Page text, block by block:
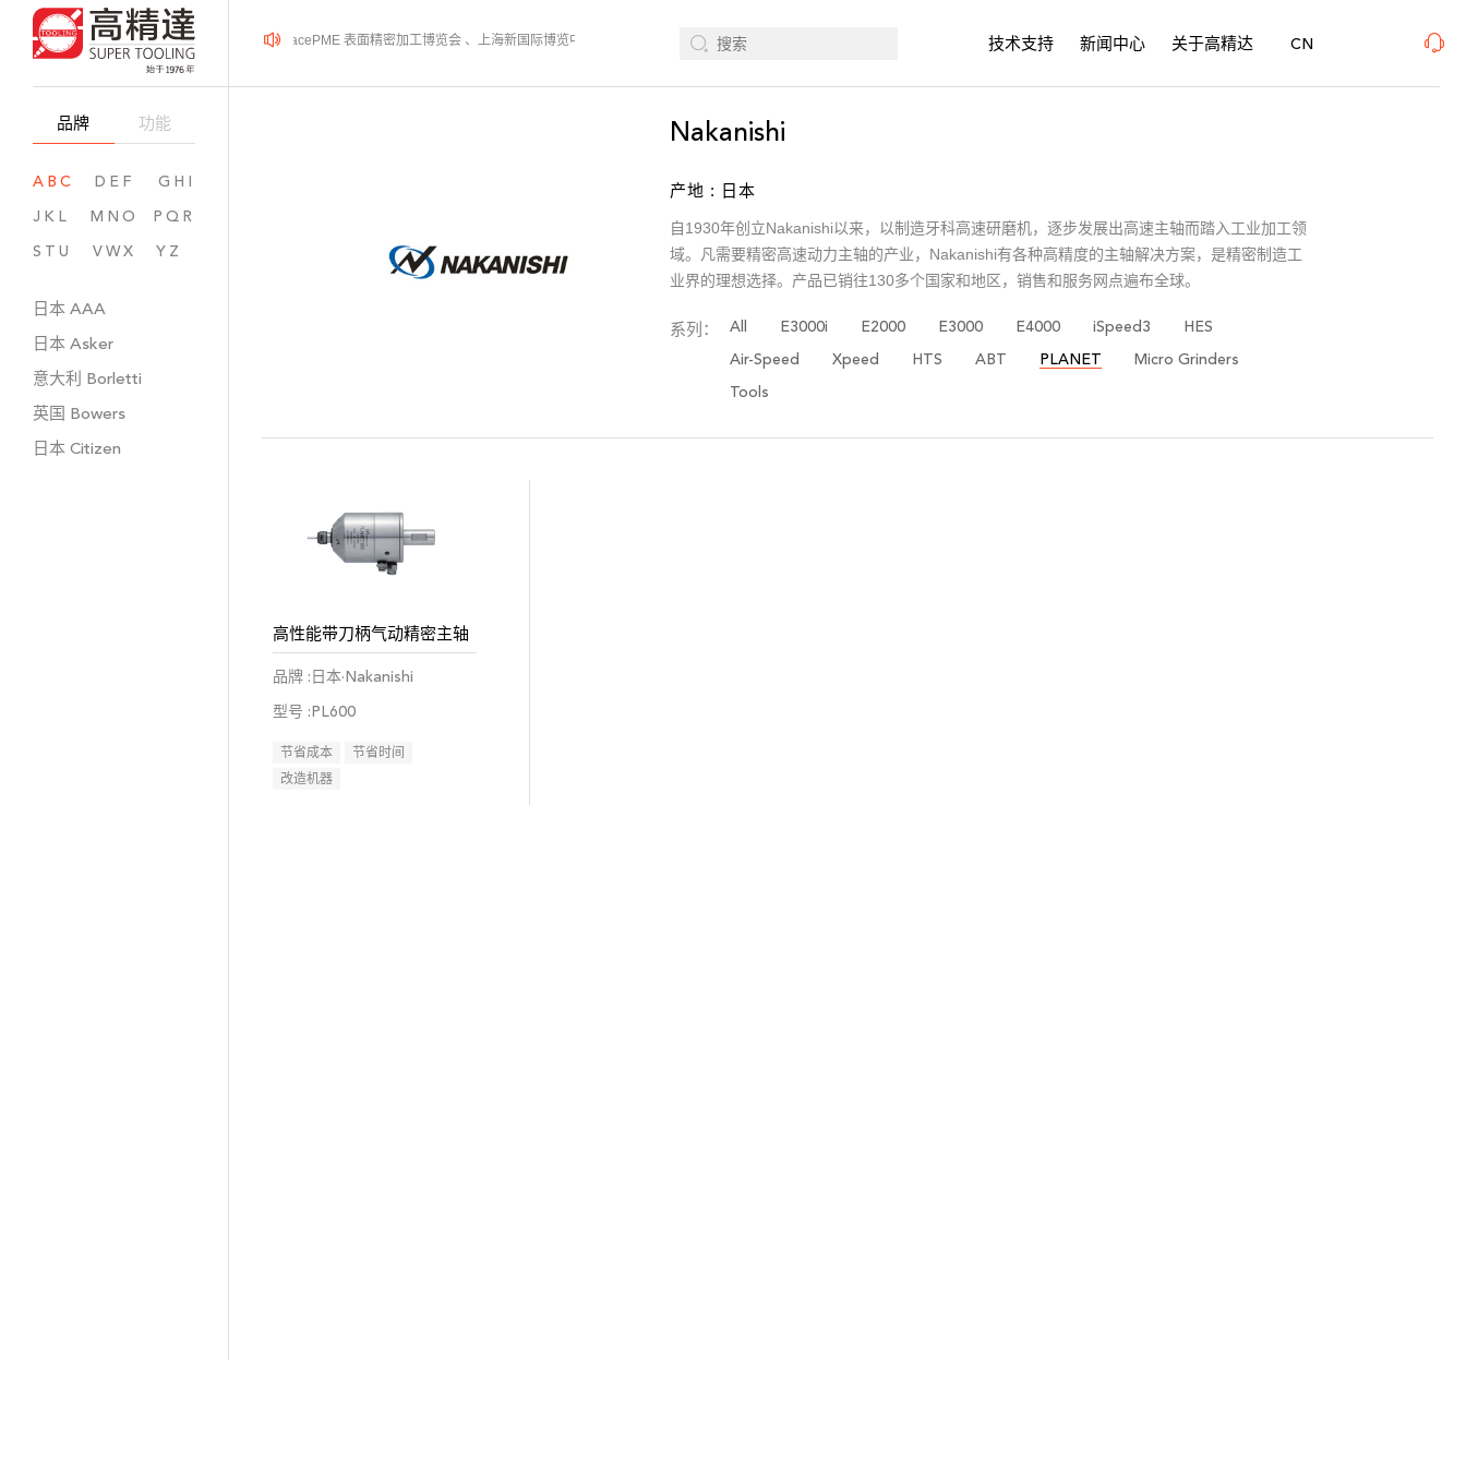
品牌 功能
ABC DEF
GHI
JKL
MNO
PQR
STU
VWX YZ
日本 AAA
日本 Asker
意大利 Borletti
英国 Bowers
日本 Citizen
2026年08月12-14日、SurfacePME 表面精密加工博览会 、上海新国际博览中心· 浦东、W1馆E21 、欢迎莅临指导 2026年08月12-14日、SurfacePME 表面精密加工博览会 、上海新国际博览中心· 浦东、W1馆E21 、欢迎莅临指
技术支持 新闻中心 关于高精达 CN
Nakanishi
产地 : 日本
自1930年创立Nakanishi以来，以制造牙科高速研磨机，逐步发展出高速主轴而踏入工业加工领
域。凡需要精密高速动力主轴的产业，Nakanishi有各种高精度的主轴解决方案，是精密制造工
业界的理想选择。产品已销往130多个国家和地区，销售和服务网点遍布全球。
系列： All E3000i E2000 E3000 E4000 iSpeed3
HES
Air-Speed
Xpeed HTS ABT PLANET
Micro Grinders
Tools
高性能带刀柄气动精密主轴
品牌 :日本·Nakanishi
型号 :PL600
节省成本
节省时间
改造机器